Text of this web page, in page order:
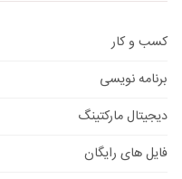
کسب و کار
برنامه نویسی
دیجیتال مارکتینگ
فایل های رایگان